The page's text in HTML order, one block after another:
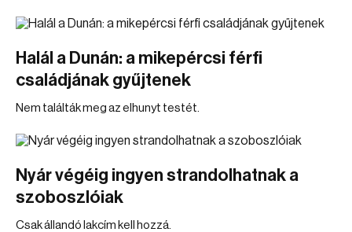
Halál a Dunán: a mikepércsi férfi
családjának gyűjtenek
Nem találták meg az elhunyt testét.
Nyár végéig ingyen strandolhatnak a
szoboszlóiak
Csak állandó lakcím kell hozzá.